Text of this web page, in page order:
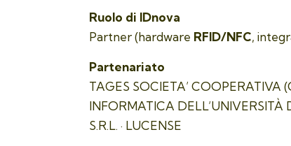
Ruolo di IDnova
Partner (hardware RFID/NFC,
Partenariato
TAGES SOCIETA’ COOPERATIVA
INFORMATICA DELL’UNIVERSITÀ
S.R.L. · LUCENSE